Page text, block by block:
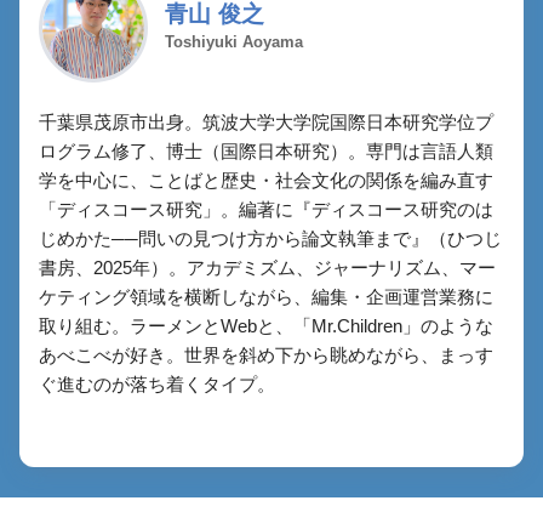
青山 俊之
Toshiyuki Aoyama
千葉県茂原市出身。筑波大学大学院国際日本研究学位プ
ログラム修了、博士（国際日本研究）。専門は言語人類
学を中心に、ことばと歴史・社会文化の関係を編み直す
「ディスコース研究」。編著に『ディスコース研究のは
じめかた──問いの見つけ方から論文執筆まで』（ひつじ
書房、2025年）。アカデミズム、ジャーナリズム、マー
ケティング領域を横断しながら、編集・企画運営業務に
取り組む。ラーメンとWebと、「Mr.Children」のような
あべこべが好き。世界を斜め下から眺めながら、まっす
ぐ進むのが落ち着くタイプ。